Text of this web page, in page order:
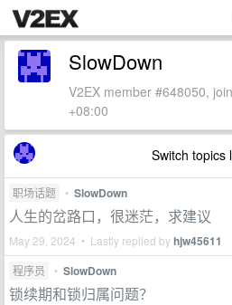
SlowDown
V2EX member #648050,
+08:00
Switch topics
职场话题 • SlowDown
人生的岔路口，很迷茫，求建议
May 29, 2024 • Lastly replied byhjw45611
程序员 • SlowDown
锁续期和锁归属问题？